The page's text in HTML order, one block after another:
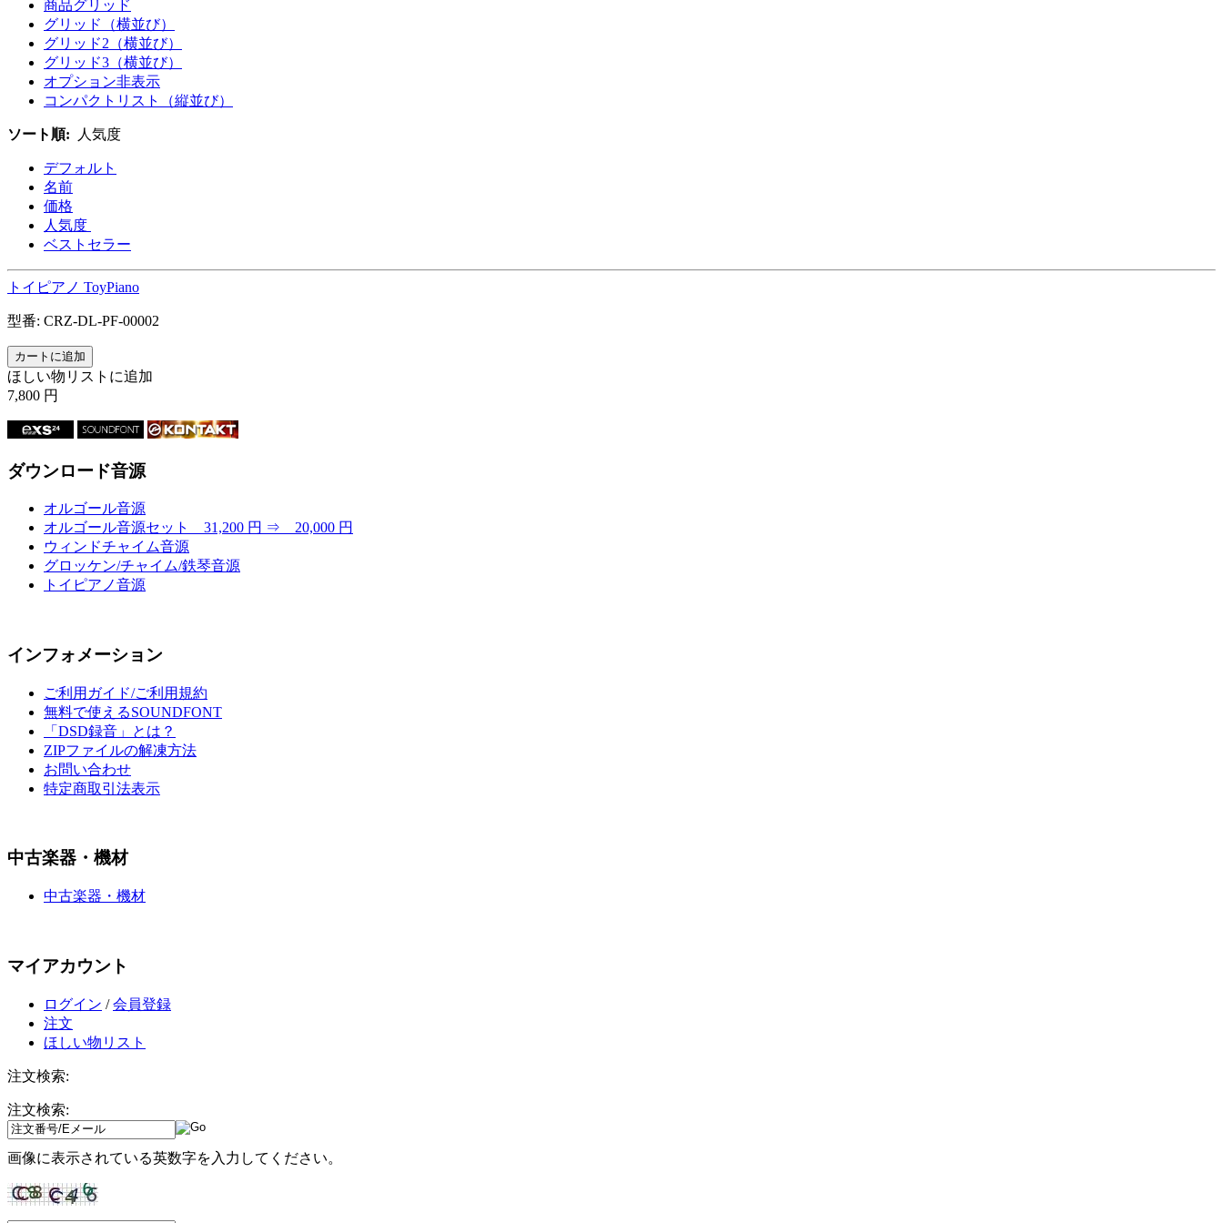
商品グリッド
グリッド（横並び）
グリッド2（横並び）
グリッド3（横並び）
オプション非表示
コンパクトリスト（縦並び）
ソート順: 人気度
デフォルト
名前
価格
人気度
ベストセラー
トイピアノ ToyPiano
型番: CRZ-DL-PF-00002
ほしい物リストに追加
7,800 円
ダウンロード音源
オルゴール音源
オルゴール音源セット 31,200 円 ⇒ 20,000 円
ウィンドチャイム音源
グロッケン/チャイム/鉄琴音源
トイピアノ音源
インフォメーション
ご利用ガイド/ご利用規約
無料で使えるSOUNDFONT
「DSD録音」とは？
ZIPファイルの解凍方法
お問い合わせ
特定商取引法表示
中古楽器・機材
中古楽器・機材
マイアカウント
ログイン /会員登録
注文
ほしい物リスト
注文検索:
注文検索:
画像に表示されている英数字を入力してください。